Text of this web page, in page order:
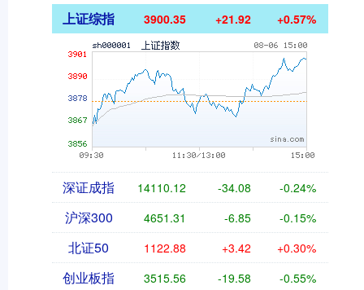
上证综指 3900.35 +21.92 +0.57%
深证成指 14110.12 -34.08 -0.24%
沪深300 4651.31 -6.85 -0.15%
北证50 1122.88 +3.42 +0.30%
创业板指 3515.56 -19.58 -0.55%